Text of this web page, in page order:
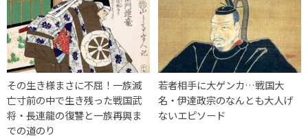
その生き様まさに不屈！一族滅
亡寸前の中で生き残った戦国武
将・長連龍の復讐と一族再興ま
での道のり
若者相手に大ゲンカ…戦国大
名・伊達政宗のなんとも大人げ
ないエピソード